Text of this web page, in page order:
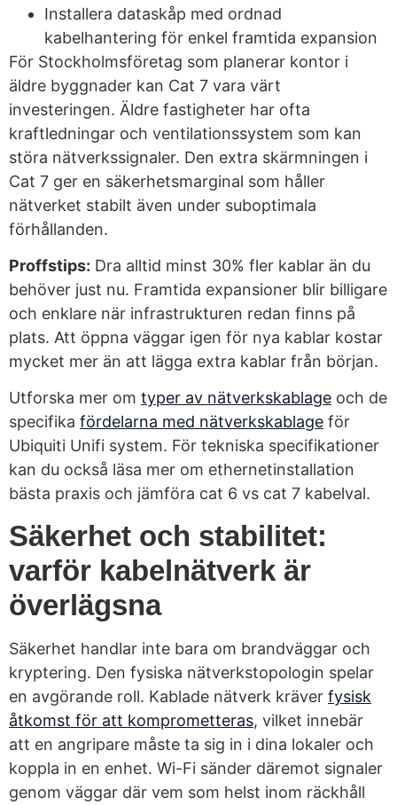
Installera dataskåp med ordnad
kabelhantering för enkel framtida expansion
För Stockholmsföretag som planerar kontor i
äldre byggnader kan Cat 7 vara värt
investeringen. Äldre fastigheter har ofta
kraftledningar och ventilationssystem som kan
störa nätverkssignaler. Den extra skärmningen i
Cat 7 ger en säkerhetsmarginal som håller
nätverket stabilt även under suboptimala
förhållanden.
Proffstips: Dra alltid minst 30% fler kablar än du
behöver just nu. Framtida expansioner blir billigare
och enklare när infrastrukturen redan finns på
plats. Att öppna väggar igen för nya kablar kostar
mycket mer än att lägga extra kablar från början.
Utforska mer om typer av nätverkskablage och de
specifika fördelarna med nätverkskablage för
Ubiquiti Unifi system. För tekniska specifikationer
kan du också läsa mer om ethernetinstallation
bästa praxis och jämföra cat 6 vs cat 7 kabelval.
Säkerhet och stabilitet:
varför kabelnätverk är
överlägsna
Säkerhet handlar inte bara om brandväggar och
kryptering. Den fysiska nätverkstopologin spelar
en avgörande roll. Kablade nätverk kräver fysisk
åtkomst för att komprometteras, vilket innebär
att en angripare måste ta sig in i dina lokaler och
koppla in en enhet. Wi-Fi sänder däremot signaler
genom väggar där vem som helst inom räckhåll